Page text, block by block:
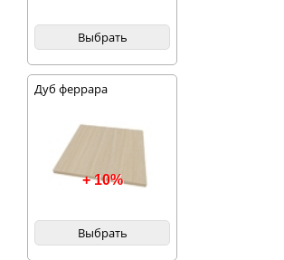
Выбрать
Дуб феррара
+ 10%
Выбрать